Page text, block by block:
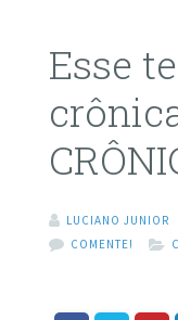
Esse
LUCIANO JUNIOR
COMENTE!